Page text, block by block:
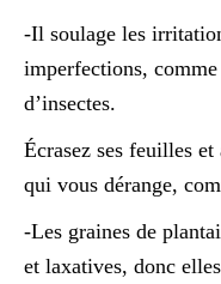
-Il soulage les
imperfections,
d’insectes.
Écrasez ses feuilles
qui vous dérange,
-Les graines de
et laxatives, donc